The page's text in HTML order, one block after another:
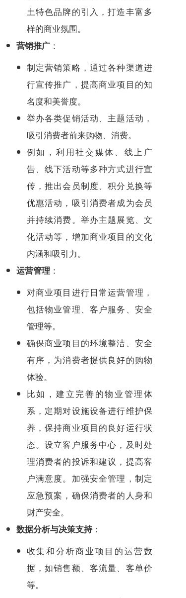
土特色品牌的引入，打造丰富多
样的商业氛围。
营销推广 ：
制定营销策略，通过各种渠道进
行宣传推广，提高商业项目的知
名度和美誉度。
举办各类促销活动、主题活动，
吸引消费者前来购物、消费。
例如，利用社交媒体、线上广
告、线下活动等多种方式进行宣
传，推出会员制度、积分兑换等
优惠活动，吸引消费者成为会员
并持续消费。举办主题展览、文
化活动等，增加商业项目的文化
内涵和吸引力。
运营管理 ：
对商业项目进行日常运营管理，
包括物业管理、客户服务、安全
管理等。
确保商业项目的环境整洁、安全
有序，为消费者提供良好的购物
体验。
比如，建立完善的物业管理体
系，定期对设施设备进行维护保
养，保持商业项目的良好运行状
态。设立客户服务中心，及时处
理消费者的投诉和建议，提高客
户满意度。加强安全管理，制定
应急预案，确保消费者的人身和
财产安全。
数据分析与决策支持：
收集和分析商业项目的运营数
据，如销售额、客流量、客单价
等。